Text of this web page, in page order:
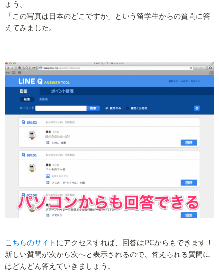
ょう。
「この写真は日本のどこですか」という留学生からの質問に答
えてみました。
こちらのサイト にアクセスすれば、回答はPCからもできます！
新しい質問が次から次へと表示されるので、答えられる質問に
はどんどん答えていきましょう。